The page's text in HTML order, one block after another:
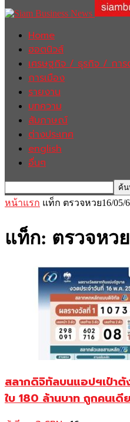
Home
ฮอตนิวส์
เศรษฐกิจ / ธุรกิจ / กา
การเมือง
รายงาน
บทความ
สัมภาษณ์
ต่างประเทศ
english
อื่นๆ
หน้าแรก แท็ก ตรวจหวย16/05/
แท็ก: ตรวจหวย
สลากดิจิทัลบนแอปฯเป๋า
ใบ 180 ล้านบาท ถูกคนเดี